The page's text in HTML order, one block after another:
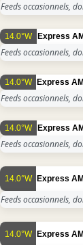
Feeds occasionnels,
14.0°W Express
Feeds occasionnels,
14.0°W Express
Feeds occasionnels,
14.0°W Express
Feeds occasionnels,
14.0°W Express
Feeds occasionnels,
14.0°W Express